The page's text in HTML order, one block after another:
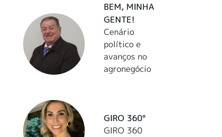
BEM, MINHA
GENTE!
Cenário
político e
avanços no
agronegócio
GIRO 360°
GIRO 360